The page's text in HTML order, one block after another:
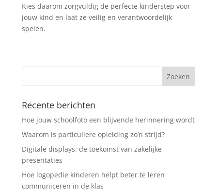
Kies daarom zorgvuldig de perfecte kinderstep voor
jouw kind en laat ze veilig en verantwoordelijk
spelen.
Recente berichten
Hoe jouw schoolfoto een blijvende herinnering wordt
Waarom is particuliere opleiding zo’n strijd?
Digitale displays: de toekomst van zakelijke
presentaties
Hoe logopedie kinderen helpt beter te leren
communiceren in de klas